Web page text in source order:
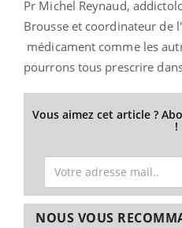
Pr Michel Reynaud,
Brousse et coordinateur de
médicament comme les
pourrons tous prescrire
Vous aimez cet article ?
!
NOUS VOUS